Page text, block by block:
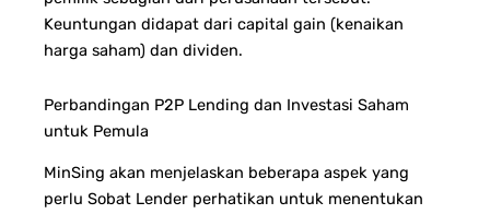
Keuntungan didapat dari capital gain (kenaikan
harga saham) dan dividen.
Perbandingan P2P Lending dan Investasi Saham
untuk Pemula
MinSing akan menjelaskan beberapa aspek yang
perlu Sobat Lender perhatikan untuk menentukan